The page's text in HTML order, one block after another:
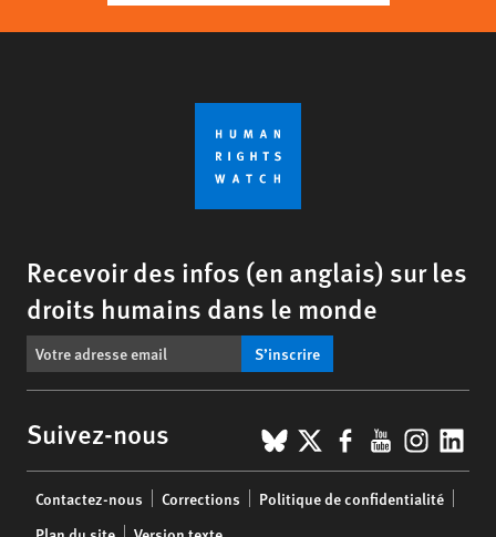
Recevoir des infos (en anglais) sur les
droits humains dans le monde
S’inscrire
Suivez-nous BlueSky
X Facebook
YouTube
menu
Contactez-nous Corrections
Politique de confidentialité